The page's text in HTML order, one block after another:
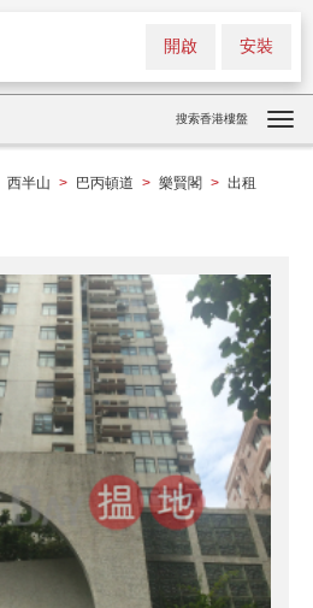
安裝
開啟
搜索香港樓盤
西半山 > 巴丙頓道 > 樂賢閣 > 出租